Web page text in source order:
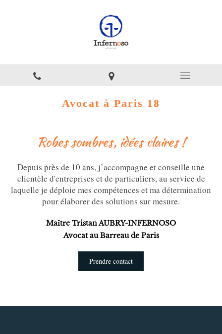
Avocat à Paris 18
Robes sombres, idées claires !
Depuis près de 10 ans, j’accompagne et conseille une
clientèle d'entreprises et de particuliers, au service de
laquelle je déploie mes compétences et ma détermination
pour élaborer des solutions sur mesure.
Maître Tristan AUBRY-INFERNOSO
Avocat au Barreau de Paris
Prendre contact